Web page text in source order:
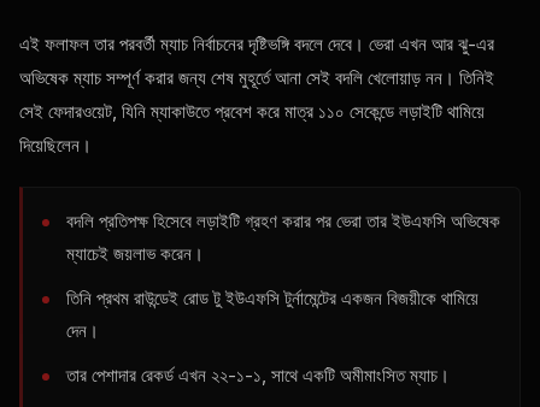
এই ফলাফল তার পরবর্তী ম্যাচ নির্বাচনের দৃষ্টিভঙ্গি বদলে দেবে। ভেরা এখন আর ঝু-এর
অভিষেক ম্যাচ সম্পূর্ণ করার জন্য শেষ মুহূর্তে আনা সেই বদলি খেলোয়াড় নন। তিনিই
সেই ফেদারওয়েট, যিনি ম্যাকাউতে প্রবেশ করে মাত্র ১১০ সেকেন্ডে লড়াইটি থামিয়ে
দিয়েছিলেন।
বদলি প্রতিপক্ষ হিসেবে লড়াইটি গ্রহণ করার পর ভেরা তার ইউএফসি অভিষেক
ম্যাচেই জয়লাভ করেন।
তিনি প্রথম রাউন্ডেই রোড টু ইউএফসি টুর্নামেন্টের একজন বিজয়ীকে থামিয়ে
দেন।
তার পেশাদার রেকর্ড এখন ২২-১-১, সাথে একটি অমীমাংসিত ম্যাচ।